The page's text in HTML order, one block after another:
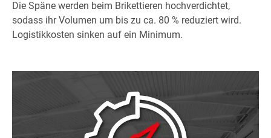
Die Späne werden beim Brikettieren hochverdichtet,
sodass ihr Volumen um bis zu ca. 80 % reduziert wird.
Logistikkosten sinken auf ein Minimum.